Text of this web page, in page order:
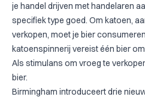
je handel drijven met handelaren
specifiek type goed. Om katoen,
verkopen, moet je bier
katoenspinnerij vereist één bier
Als stimulans om vroeg te
bier.
Birmingham introduceert drie